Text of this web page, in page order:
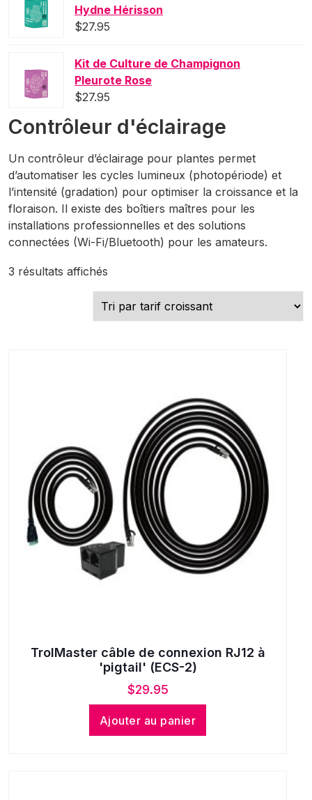
Hydne Hérisson
$27.95
Kit de Culture de Champignon
Pleurote Rose
$27.95
Contrôleur d'éclairage
Un contrôleur d’éclairage pour plantes permet
d’automatiser les cycles lumineux (photopériode) et
l’intensité (gradation) pour optimiser la croissance et la
floraison. Il existe des boîtiers maîtres pour les
installations professionnelles et des solutions
connectées (Wi-Fi/Bluetooth) pour les amateurs.
3 résultats affichés
prix
croissant
TrolMaster câble de connexion RJ12 à
'pigtail' (ECS-2)
$29.95
Ajouter au panier